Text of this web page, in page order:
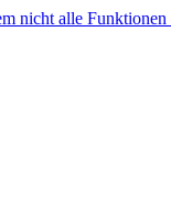
nicht alle